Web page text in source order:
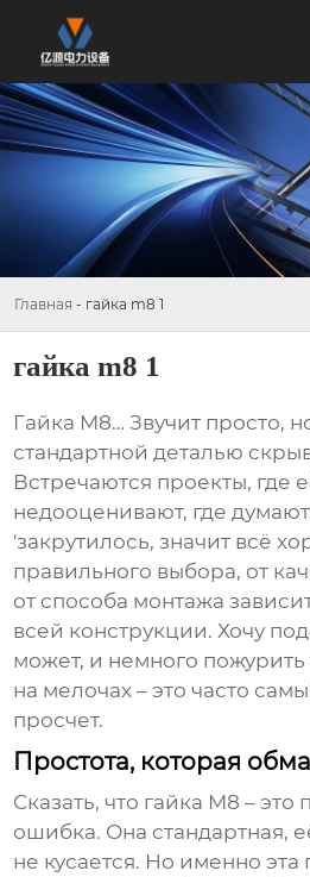
Главная - гайка m8 1
гайка m8 1
Гайка M8… Звучит просто,
стандартной деталью
Встречаются проекты, где
недооценивают, где
'закрутилось, значит всё
правильного выбора, от
от способа монтажа
всей конструкции. Хочу
может, и немного пожурить
на мелочах – это часто
просчет.
Простота, которая
Сказать, что гайка M8 – это
ошибка. Она стандартная,
не кусается. Но именно эта